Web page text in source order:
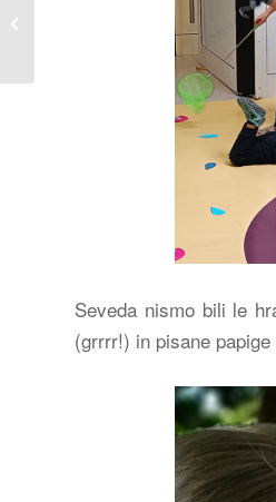
Seveda nismo bili le
(grrrr!) in pisane